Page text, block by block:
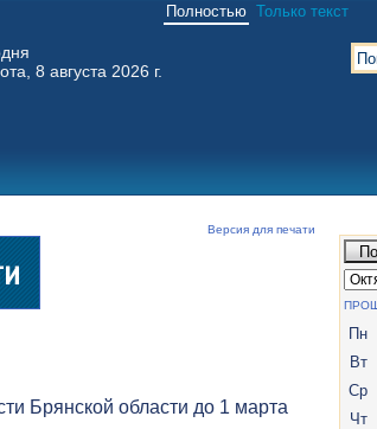
Полностью Только текст
8 августа 2026 г.
Версия для печати
Брянской области до 1 марта
Пн
Вт
Ср
Чт